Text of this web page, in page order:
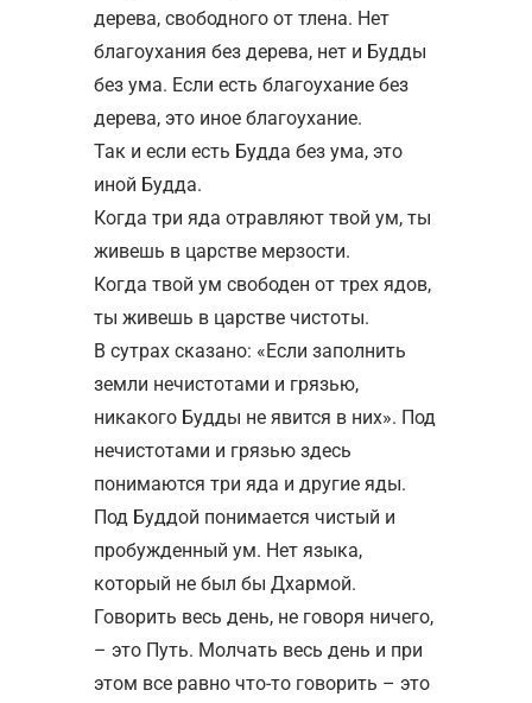
дерева, свободного от тлена. Нет
благоухания без дерева, нет и Будды
без ума. Если есть благоухание без
дерева, это иное благоухание.
Так и если есть Будда без ума, это
иной Будда.
Когда три яда отравляют твой ум, ты
живешь в царстве мерзости.
Когда твой ум свободен от трех ядов,
ты живешь в царстве чистоты.
В сутрах сказано: «Если заполнить
земли нечистотами и грязью,
никакого Будды не явится в них». Под
нечистотами и грязью здесь
понимаются три яда и другие яды.
Под Буддой понимается чистый и
пробужденный ум. Нет языка,
который не был бы Дхармой.
Говорить весь день, не говоря ничего,
– это Путь. Молчать весь день и при
этом все равно что-то говорить – это